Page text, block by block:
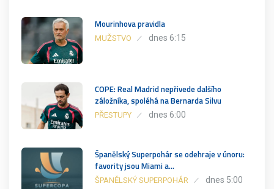
Mourinhova pravidla
MUŽSTVO dnes 6:15
COPE: Real Madrid nepřivede dalšího
záložníka, spoléhá na Bernarda Silvu
PŘESTUPY dnes 6:00
Španělský Superpohár se odehraje v únoru:
favority jsou Miami a…
ŠPANĚLSKÝ SUPERPOHÁR dnes 5:00